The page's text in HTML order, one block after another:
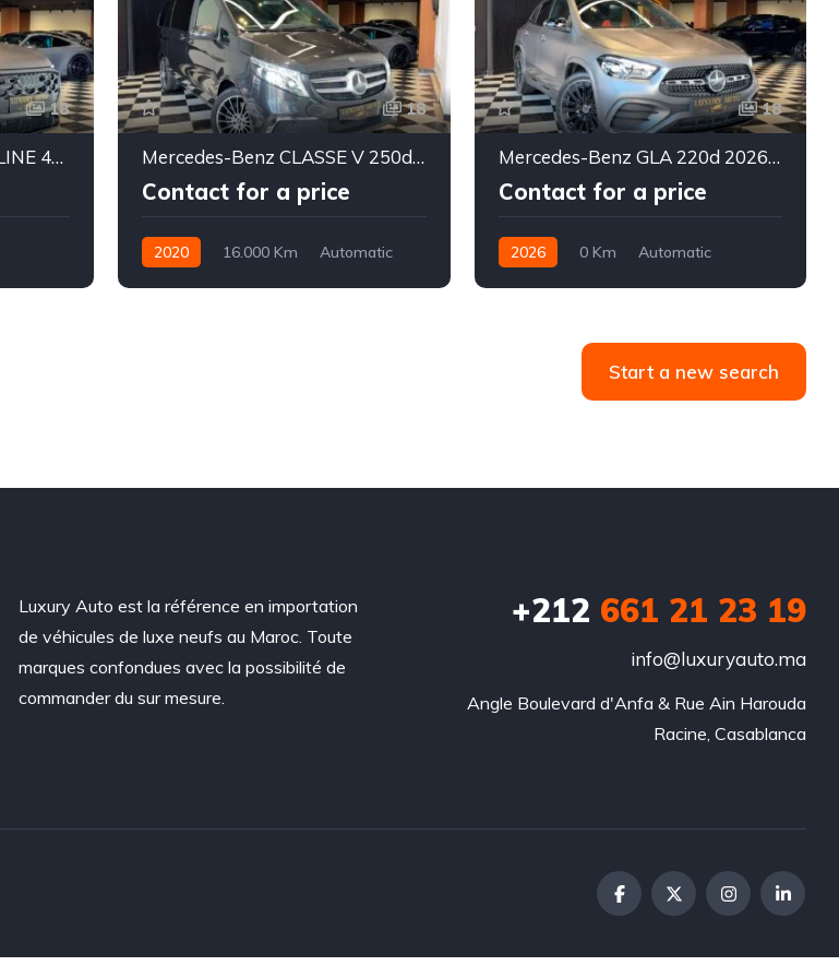
18
Audi Q3 SPORTBACK S-LINE 40 TDI 2026(Importée Neuve)
18
Mercedes-Benz CLASSE V 250d 2020
Contact for a price
2020 16.000 Km
Automatic
18
Mercedes-Benz GLA 220d 2026 (Importée neuve)
Contact for a price
2026 0 Km
Automatic
Start a new search
Luxury Auto est la référence en importation
de véhicules de luxe neufs au Maroc. Toute
marques confondues avec la possibilité de
commander du sur mesure.
+212 ‭661 21 23 19‬
info@luxuryauto.ma
Angle Boulevard d'Anfa & Rue Ain Harouda
Racine, Casablanca